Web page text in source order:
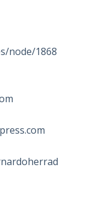
node/1868